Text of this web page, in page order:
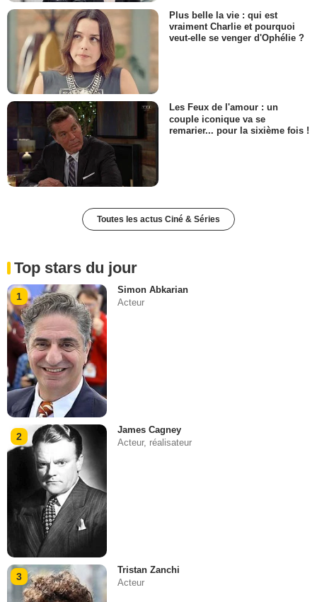
Plus belle la vie : qui est
vraiment Charlie et pourquoi
veut-elle se venger d'Ophélie ?
Les Feux de l'amour : un
couple iconique va se
remarier... pour la sixième fois !
Toutes les actus Ciné & Séries
Top stars du jour
1
Simon Abkarian
Acteur
2
James Cagney
Acteur, réalisateur
3
Tristan Zanchi
Acteur